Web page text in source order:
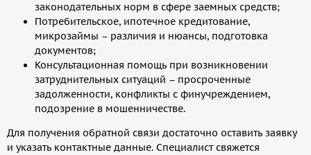
законодательных норм в сфере заемных средств;
Потребительское, ипотечное кредитование,
микрозаймы – различия и нюансы, подготовка
документов;
Консультационная помощь при возникновении
затруднительных ситуаций – просроченные
задолженности, конфликты с финучреждением,
подозрение в мошенничестве.
Для получения обратной связи достаточно оставить заявку
и указать контактные данные. Специалист свяжется